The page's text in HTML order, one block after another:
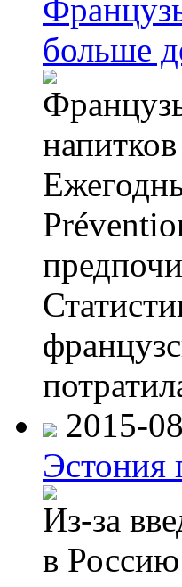
больше
2015-
Эстония
Из-за
в Россию